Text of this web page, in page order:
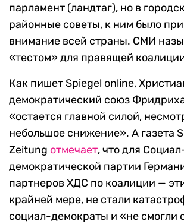
парламент (ландтаг), но в
районные советы, к ним было
внимание всей страны. СМИ
«тестом» для правящей
Как пишет Spiegel online,
демократический союз
«остается главной силой,
небольшое снижение». А газета
Zeitung отмечает, что для
демократической партии
партнеров ХДС по коалиции —
крайней мере, не стали
социал-демократы и «не смогли